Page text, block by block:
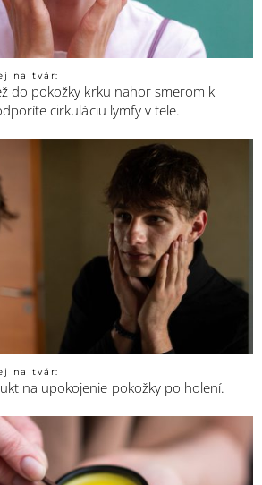
na tvár:
do pokožky krku nahor smerom k
cirkuláciu lymfy v tele.
na tvár:
na upokojenie pokožky po holení.